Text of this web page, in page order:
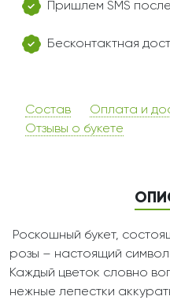
Пришлем SMS
Бесконтактная
Состав Оплата и
Отзывы о букете
Роскошный букет,
розы – настоящий символ
Каждый цветок словно
нежные лепестки